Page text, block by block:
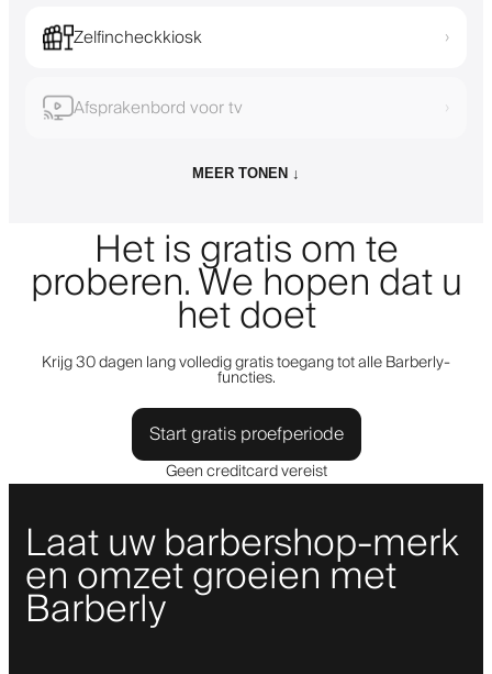
Zelfincheckkiosk ›
Afsprakenbord voor tv ›
MEER TONEN ↓
Het is gratis om te
proberen. We hopen dat u
het doet
Krijg 30 dagen lang volledig gratis toegang tot alle Barberly-
functies.
Start gratis proefperiode
Geen creditcard vereist
Laat uw barbershop-merk
en omzet groeien met
Barberly